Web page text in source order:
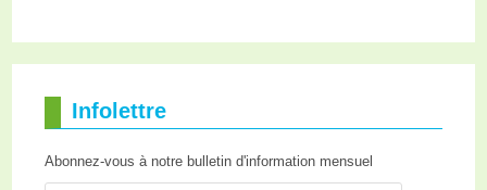
Infolettre
Abonnez-vous à notre bulletin d'information mensuel